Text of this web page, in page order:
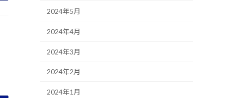
2024年5月
2024年4月
2024年3月
2024年2月
2024年1月